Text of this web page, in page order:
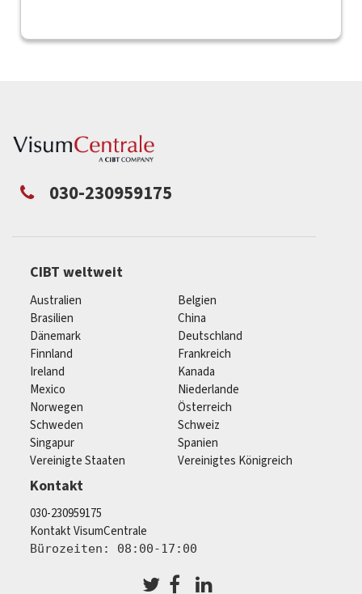
030-230959175
CIBT weltweit
Australien
Belgien
Brasilien
China
Dänemark
Deutschland
Finnland
Frankreich
Ireland
Kanada
Mexico
Niederlande
Norwegen
Österreich
Schweden
Schweiz
Singapur
Spanien
Vereinigte Staaten
Vereinigtes Königreich
Kontakt
030-230959175
Kontakt VisumCentrale
Bürozeiten: 08:00-17:00